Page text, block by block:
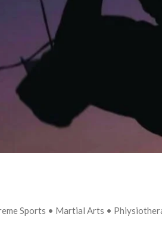
Sports • Martial Arts •